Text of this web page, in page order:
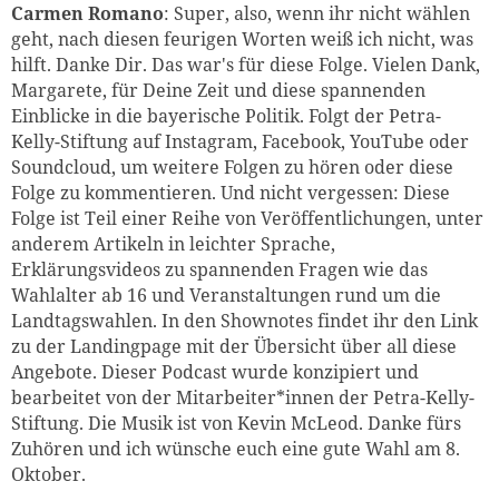
Carmen Romano: Super, also, wenn ihr nicht wählen
geht, nach diesen feurigen Worten weiß ich nicht, was
hilft. Danke Dir. Das war's für diese Folge. Vielen Dank,
Margarete, für Deine Zeit und diese spannenden
Einblicke in die bayerische Politik. Folgt der Petra-
Kelly-Stiftung auf Instagram, Facebook, YouTube oder
Soundcloud, um weitere Folgen zu hören oder diese
Folge zu kommentieren. Und nicht vergessen: Diese
Folge ist Teil einer Reihe von Veröffentlichungen, unter
anderem Artikeln in leichter Sprache,
Erklärungsvideos zu spannenden Fragen wie das
Wahlalter ab 16 und Veranstaltungen rund um die
Landtagswahlen. In den Shownotes findet ihr den Link
zu der Landingpage mit der Übersicht über all diese
Angebote. Dieser Podcast wurde konzipiert und
bearbeitet von der Mitarbeiter*innen der Petra-Kelly-
Stiftung. Die Musik ist von Kevin McLeod. Danke fürs
Zuhören und ich wünsche euch eine gute Wahl am 8.
Oktober.